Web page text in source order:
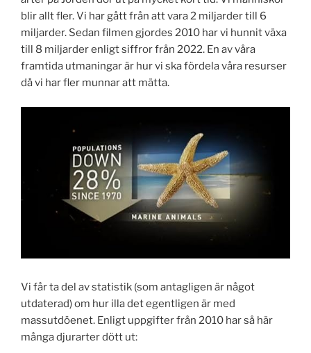
blir allt fler. Vi har gått från att vara 2 miljarder till 6
miljarder. Sedan filmen gjordes 2010 har vi hunnit växa
till 8 miljarder enligt siffror från 2022. En av våra
framtida utmaningar är hur vi ska fördela våra resurser
då vi har fler munnar att mätta.
Vi får ta del av statistik (som antagligen är något
utdaterad) om hur illa det egentligen är med
massutdöenet. Enligt uppgifter från 2010 har så här
många djurarter dött ut: